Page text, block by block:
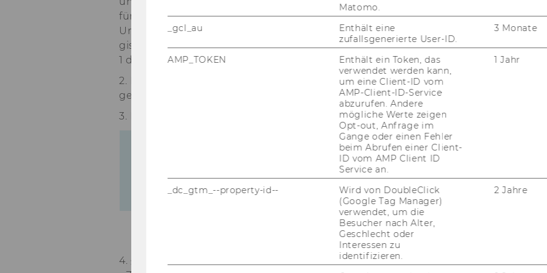
für (zu­künf­ti­ge) wis­sen­schaft­li­che Mit­ar­bei­te­rin­nen und Mit­ar­bei­ter an
Uni­ver­si­tä­ten ver­mit­teln soll. In die­sem Kon­zept wird Straf­recht im Ma­
gis­ter­stu­di­um auf­bau­end auf das Wahl­fach Straf­recht gemäß § 8 Abs 7 Z
1 die­ses Bak­ka­lau­re­ats­stu­di­en­plans ge­lehrt."
2. In § 3 Abs 3 wird der Aus­druck "UG" durch den Aus­druck "Uni­ver­si­täts­
ge­setz 2002" er­setzt.
3. In § 5 lau­tet die letz­te Zeile der Ta­bel­le wie folgt:
Fremdsprachliche Wirtschaftskommunikation
bei Wahl der Wirtschaftssprache Englisch
bei Wahl einer anderen Wirtschaftssprache
PI
4. § 8 Abs 3 wird wie folgt ge­än­dert:
Matomo.
_gcl_au
Enthält eine
zufallsgenerierte User-ID.
3 Monate
AMP_TOKEN
Enthält ein Token, das
verwendet werden kann,
um eine Client-ID vom
AMP-Client-ID-Service
abzurufen. Andere
mögliche Werte zeigen
Opt-out, Anfrage im
Gange oder einen Fehler
beim Abrufen einer Client-
ID vom AMP Client ID
Service an.
1 Jahr
_dc_gtm_--property-id--
Wird von DoubleClick
(Google Tag Manager)
verwendet, um die
Besucher nach Alter,
Geschlecht oder
Interessen zu
identifizieren.
2 Jahre